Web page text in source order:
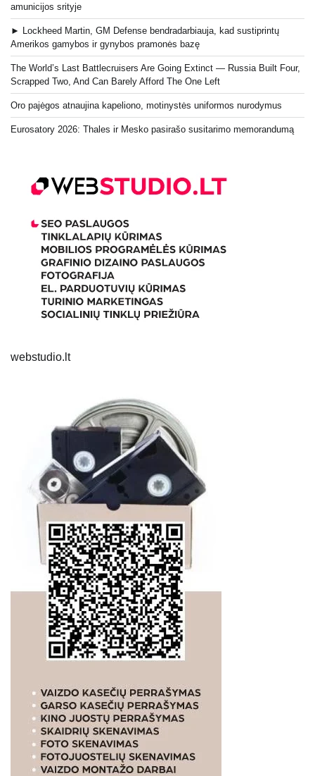
amunicijos srityje
► Lockheed Martin, GM Defense bendradarbiauja, kad sustiprintų
Amerikos gamybos ir gynybos pramonės bazę
The World’s Last Battlecruisers Are Going Extinct — Russia Built Four,
Scrapped Two, And Can Barely Afford The One Left
Oro pajėgos atnaujina kapeliono, motinystės uniformos nurodymus
Eurosatory 2026: Thales ir Mesko pasirašo susitarimo memorandumą
webstudio.lt